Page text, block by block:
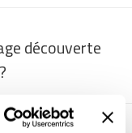
découverte